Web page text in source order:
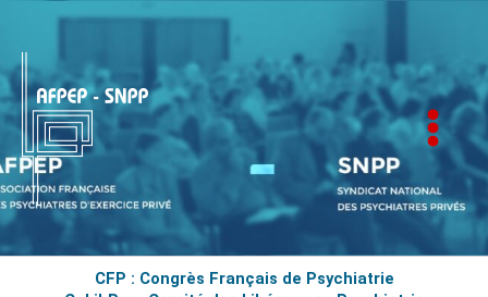
contenu
AFPEP-SNPP
CFP : Congrès Français de Psychiatrie